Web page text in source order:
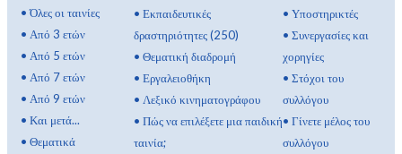
•Όλες οι ταινίες
• Από 3 ετών
• Από 5 ετών
• Από 7 ετών
• Από 9 ετών
• Και μετά...
• Θεματικά
• Εκπαιδευτικές
δραστηριότητες (250)
• Θεματική διαδρομή
• Εργαλειοθήκη
• Λεξικό κινηματογράφου
• Πώς να επιλέξετε μια παιδική
ταινία;
•Υποστηρικτές
•Συνεργασίες και
χορηγίες
•Στόχοι του
συλλόγου
•Γίνετε μέλος του
συλλόγου